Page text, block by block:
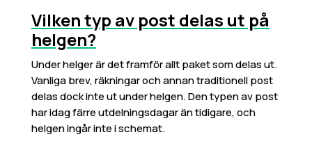
Vilken typ av post delas ut på
helgen?
Under helger är det framför allt paket som delas ut.
Vanliga brev, räkningar och annan traditionell post
delas dock inte ut under helgen. Den typen av post
har idag färre utdelningsdagar än tidigare, och
helgen ingår inte i schemat.